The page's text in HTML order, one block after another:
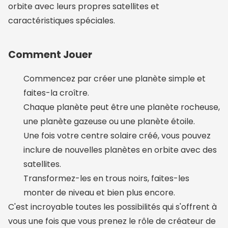
orbite avec leurs propres satellites et
caractéristiques spéciales.
Comment Jouer
Commencez par créer une planète simple et
faites-la croître.
Chaque planète peut être une planète rocheuse,
une planète gazeuse ou une planète étoile.
Une fois votre centre solaire créé, vous pouvez
inclure de nouvelles planètes en orbite avec des
satellites.
Transformez-les en trous noirs, faites-les
monter de niveau et bien plus encore.
C'est incroyable toutes les possibilités qui s'offrent à
vous une fois que vous prenez le rôle de créateur de